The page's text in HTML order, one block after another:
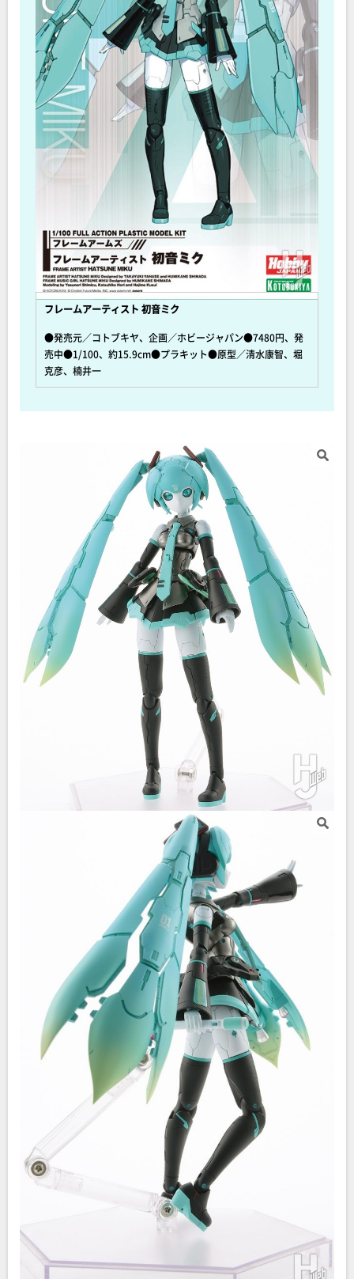
フレームアーティスト 初音ミク
●発売元／コトブキヤ、企画／ホビージャパン●7480円、発
売中●1/100、約15.9cm●プラキット●原型／清水康智、堀
克彦、楠井一